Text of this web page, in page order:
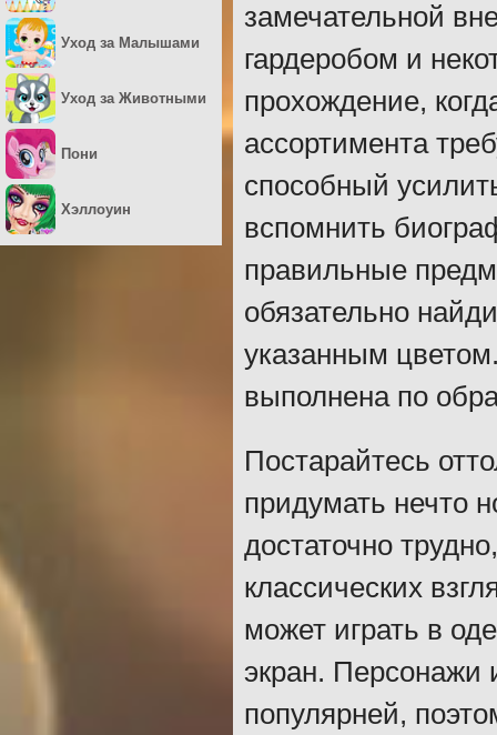
замечательной
гардеробом и
прохождение,
ассортимента
способный
вспомнить
правильные
обязательно
указанным
выполнена по
Постарайтесь
придумать нечто
достаточно
классических
может играть в
экран. Персонажи
популярней,
Уход за Малышами
Уход за Животными
Пони
Хэллоуин